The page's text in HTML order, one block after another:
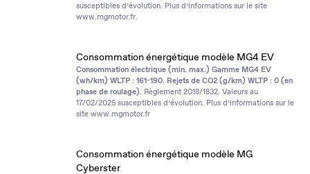
susceptibles d’évolution. Plus d’informations sur le site
www.mgmotor.fr.
Consommation énergétique modèle MG4 EV
Consommation électrique (min. max.) Gamme MG4 EV
(wh/km) WLTP : 161-190. Rejets de CO2 (g/km) WLTP : 0 (en
phase de roulage). Règlement 2018/1832. Valeurs au
17/02/2025 susceptibles d’évolution. Plus d’informations sur le
site www.mgmotor.fr
Consommation énergétique modèle MG
Cyberster